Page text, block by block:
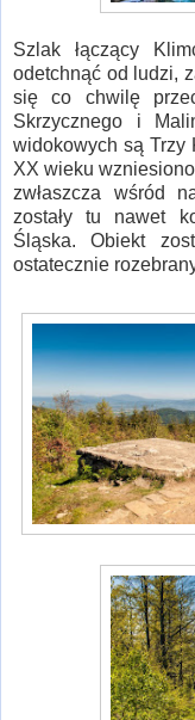
Szlak łączący
odetchnąć od ludzi,
się co chwilę
Skrzycznego i
widokowych są Trzy
XX wieku
zwłaszcza wśród
zostały tu nawet
Śląska. Obiekt
ostatecznie